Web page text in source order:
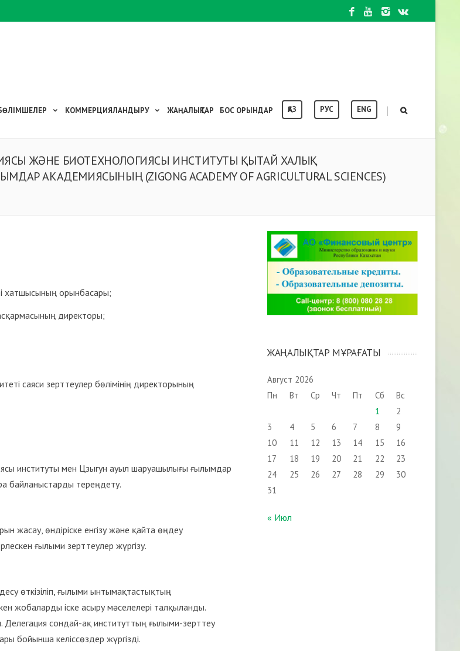
КОММЕРЦИЯЛАНДЫРУ ЖАҢАЛЫҚТАР БОС ОРЫНДАР ҚАЗ РУС ENG |
ЖӘНЕ БИОТЕХНОЛОГИЯСЫ ИНСТИТУТЫ ҚЫТАЙ ХАЛЫҚ
АКАДЕМИЯСЫНЫҢ (ZIGONG ACADEMY OF AGRICULTURAL SCIENCES)
хатшысының орынбасары;
директоры;
саяси зерттеулер бөлімінің директорының
институты мен Цзыгун ауыл шаруашылығы ғылымдар
байланыстарды тереңдету.
өндіріске енгізу және қайта өңдеу
ғылыми зерттеулер жүргізу.
өткізіліп, ғылыми ынтымақтастықтың
жобаларды іске асыру мәселелері талқыланды.
Делегация сондай-ақ институттың ғылыми-зерттеу
бойынша келіссөздер жүргізді.
ЖАҢАЛЫҚТАР МҰРАҒАТЫ
Август 2026
Пн
Вт Ср Чт Пт Сб
Вс
1
2
3
4 5 6 7 8
9
10
11 12 13 14 15
16
17
18 19 20 21 22
23
24
25 26 27 28 29
30
31
« Июл